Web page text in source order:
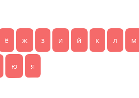
ё ж з и й к л м
ю я